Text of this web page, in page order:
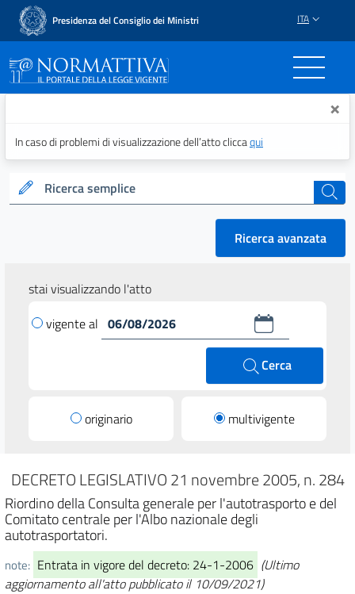
Presidenza del Consiglio dei Ministri ITA
Normattiva - Il portale ×
In caso di problemi di visualizzazione dell’atto cliccaqui
Ricerca semplice cerca
Ricerca avanzata
stai visualizzando l'atto
vigente al
Cerca
originario multivigente
DECRETO LEGISLATIVO 21 novembre 2005, n. 284
Riordino della Consulta generale per l'autotrasporto e del
Comitato centrale per l'Albo nazionale degli
autotrasportatori.
note: Entrata in vigore del decreto: 24-1-2006 (Ultimo
aggiornamento all'atto pubblicato il 10/09/2021)